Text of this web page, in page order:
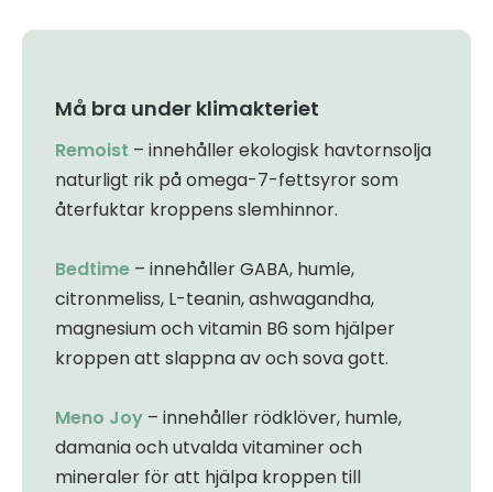
Må bra under klimakteriet
Remoist – innehåller ekologisk havtornsolja
naturligt rik på omega-7-fettsyror som
återfuktar kroppens slemhinnor.
Bedtime – innehåller GABA, humle,
citronmeliss, L-teanin, ashwagandha,
magnesium och vitamin B6 som hjälper
kroppen att slappna av och sova gott.
Meno Joy – innehåller rödklöver, humle,
damania och utvalda vitaminer och
mineraler för att hjälpa kroppen till